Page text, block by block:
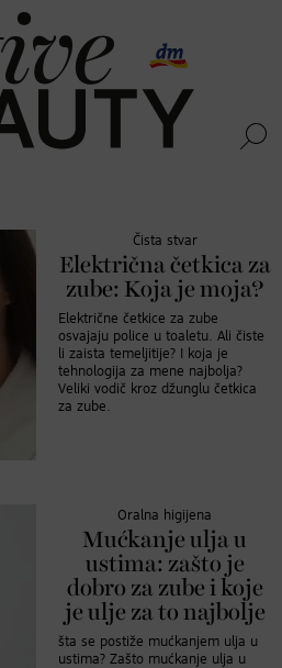
Čista stvar
Električna četkica za
zube: Koja je moja?
Električne četkice za zube
osvajaju police u toaletu. Ali čiste
li zaista temeljitije? I koja je
tehnologija za mene najbolja?
Veliki vodič kroz džunglu četkica
za zube.
Oralna higijena
Mućkanje ulja u
ustima: zašto je
dobro za zube i koje
je ulje za to najbolje
šta se postiže mućkanjem ulja u
ustima? Zašto mućkanje ulja u